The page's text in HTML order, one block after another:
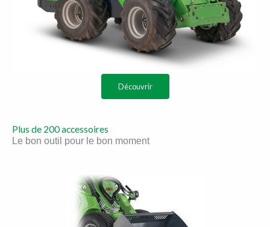
Découvrir
Plus de 200 accessoires
Le bon outil pour le bon moment